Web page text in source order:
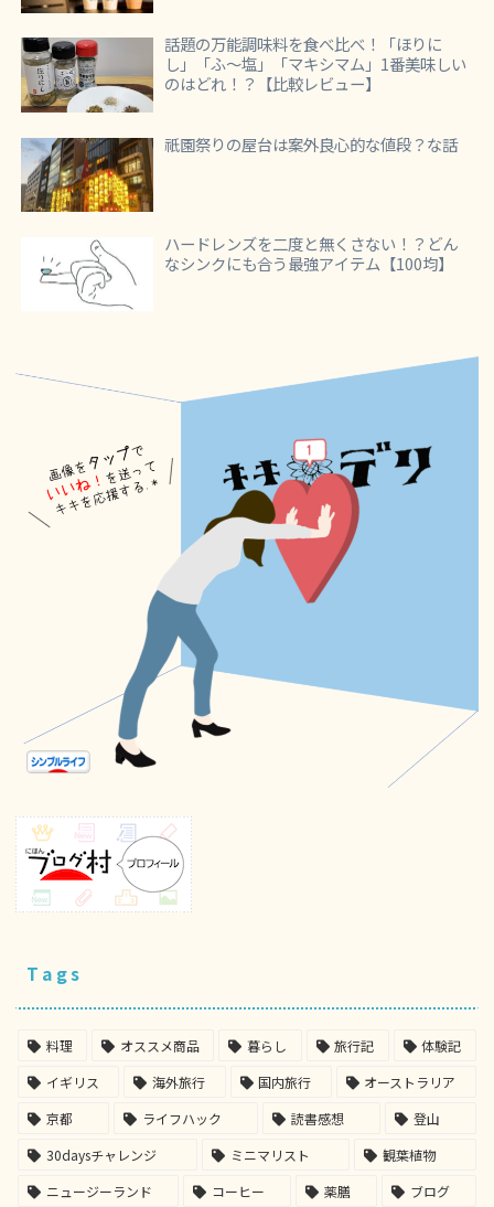
話題の万能調味料を食べ比べ！「ほりに
し」「ふ～塩」「マキシマム」1番美味しい
のはどれ！？【比較レビュー】
祇園祭りの屋台は案外良心的な値段？な話
ハードレンズを二度と無くさない！？どん
なシンクにも合う最強アイテム【100均】
Tags
料理 オススメ商品 暮らし 旅行記
体験記
イギリス
海外旅行 国内旅行
オーストラリア
京都
ライフハック 読書感想
登山
30daysチャレンジ
ミニマリスト
観葉植物
ニュージーランド
コーヒー 薬膳
ブログ